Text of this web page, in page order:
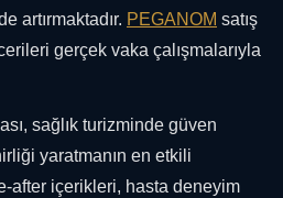
artırmaktadır. PEGANOM satış
gerçek vaka çalışmalarıyla
sağlık turizminde güven
yaratmanın en etkili
after içerikleri, hasta deneyim